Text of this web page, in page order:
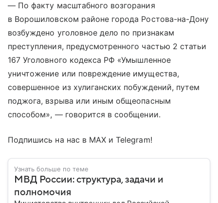
— По факту масштабного возгорания
в Ворошиловском районе города Ростова-на-Дону
возбуждено уголовное дело по признакам
преступления, предусмотренного частью 2 статьи
167 Уголовного кодекса РФ «Умышленное
уничтожение или повреждение имущества,
совершенное из хулиганских побуждений, путем
поджога, взрыва или иным общеопасным
способом», — говорится в сообщении.
Подпишись на нас в МАХ и Telegram!
Узнать больше по теме
МВД России: структура, задачи и
полномочия